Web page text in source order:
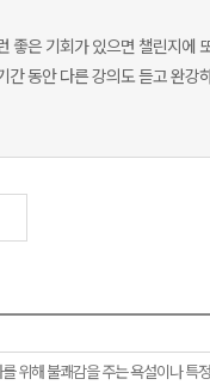
좋은 기회가 있으면 챌린지에
간 동안 다른 강의도 듣고 완